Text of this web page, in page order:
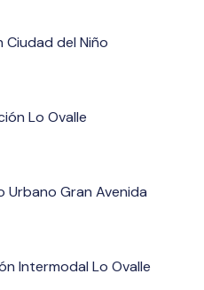
del Niño
Lo Ovalle
Urbano Gran Avenida
Intermodal Lo Ovalle